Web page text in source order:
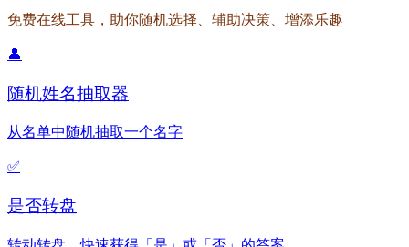
免费在线工具，助你随机选择、辅助决策、增添乐趣
👤
随机姓名抽取器
从名单中随机抽取一个名字
✅
是否转盘